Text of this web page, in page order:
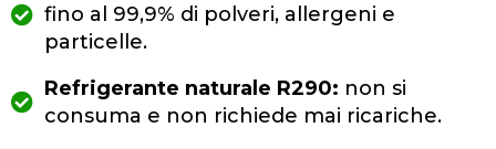
fino al 99,9% di polveri, allergeni e
particelle.
Refrigerante naturale R290: non si
consuma e non richiede mai ricariche.